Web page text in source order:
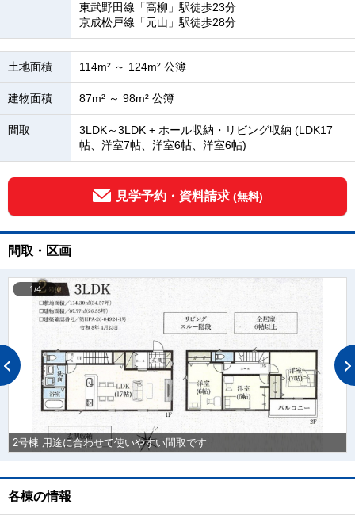
東武野田線「高柳」駅徒歩23分
京成松戸線「元山」駅徒歩28分
土地面積 114m² ～ 124m² 公簿
建物面積 87m² ～ 98m² 公簿
間取
3LDK～3LDK + ホール収納・リビング収納 (LDK17
帖、洋室7帖、洋室6帖、洋室6帖)
見学予約・資料請求 (無料)
間取・区画
2号棟 用途に合わせて使いやすい間取です
1/4
各棟の情報